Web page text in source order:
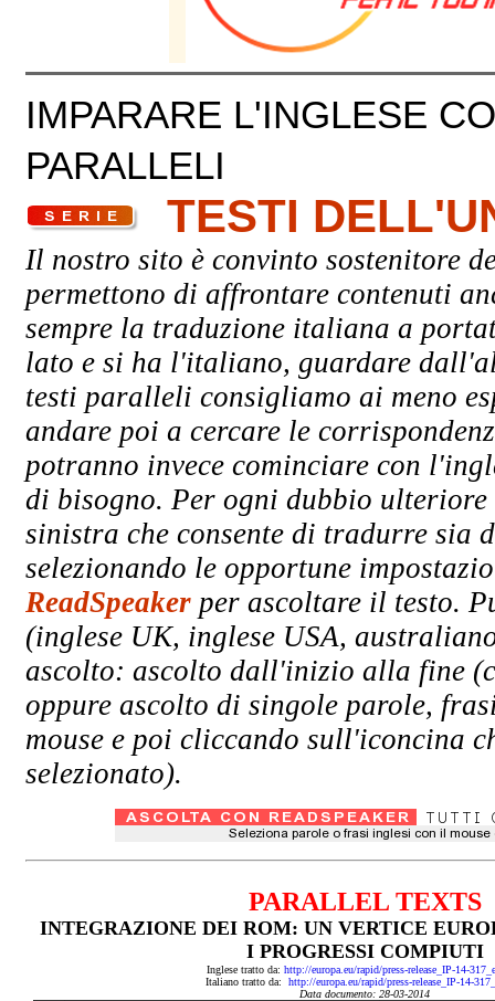
IMPARARE L'INGLESE
PARALLELI
TESTI
Il nostro sito è convinto sostenitore
permettono di affrontare contenuti
sempre la traduzione italiana a
lato e si ha l'italiano, guardare
testi paralleli consigliamo ai meno
andare poi a cercare le
potranno invece cominciare con
di bisogno. Per ogni dubbio
sinistra che consente di tradurre
selezionando le opportune
ReadSpeaker per ascoltare il testo.
(inglese UK, inglese USA,
ascolto: ascolto dall'inizio alla fine
oppure ascolto di singole parole,
mouse e poi cliccando sull'iconcina
selezionato).
PARALLEL TEXTS
INTEGRAZIONE DEI ROM: UN VERTICE
I PROGRESSI COMPIUTI
Inglese tratto da: http://europa.eu/rapid/press-release_IP-14-
Italiano tratto da: http://europa.eu/rapid/press-release_IP-14-
Data documento: 28-03-2014